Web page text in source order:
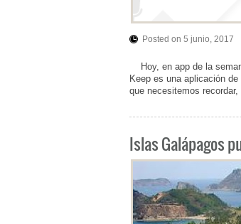
Posted on 5 junio, 2017
Hoy, en app de la
Keep es una aplicación
que necesitemos
Islas Galápagos